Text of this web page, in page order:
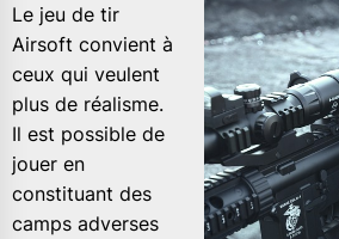
Le jeu de tir
Airsoft convient à
ceux qui veulent
plus de réalisme.
Il est possible de
jouer en
constituant des
camps adverses